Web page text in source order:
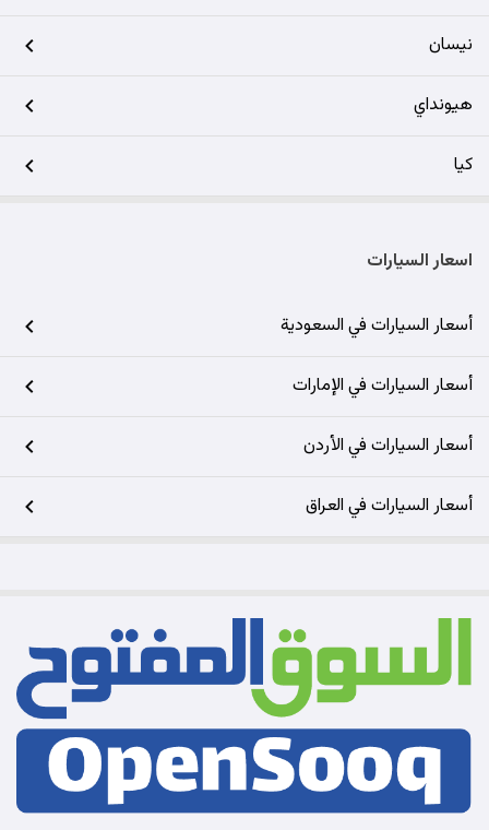
نيسان
هيونداي
كيا
اسعار السيارات
أسعار السيارات في السعودية
أسعار السيارات في الإمارات
أسعار السيارات في الأردن
أسعار السيارات في العراق